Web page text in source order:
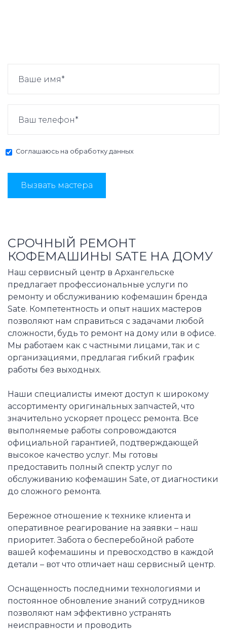
Соглашаюсь на обработку данных
Вызвать мастера
СРОЧНЫЙ РЕМОНТ
КОФЕМАШИНЫ SATE НА ДОМУ
Наш сервисный центр в Архангельске
предлагает профессиональные услуги по
ремонту и обслуживанию кофемашин бренда
Sate. Компетентность и опыт наших мастеров
позволяют нам справиться с задачами любой
сложности, будь то ремонт на дому или в офисе.
Мы работаем как с частными лицами, так и с
организациями, предлагая гибкий график
работы без выходных.
Наши специалисты имеют доступ к широкому
ассортименту оригинальных запчастей, что
значительно ускоряет процесс ремонта. Все
выполняемые работы сопровождаются
официальной гарантией, подтверждающей
высокое качество услуг. Мы готовы
предоставить полный спектр услуг по
обслуживанию кофемашин Sate, от диагностики
до сложного ремонта.
Бережное отношение к технике клиента и
оперативное реагирование на заявки – наш
приоритет. Забота о бесперебойной работе
вашей кофемашины и превосходство в каждой
детали – вот что отличает наш сервисный центр.
Оснащенность последними технологиями и
постоянное обновление знаний сотрудников
позволяют нам эффективно устранять
неисправности и проводить